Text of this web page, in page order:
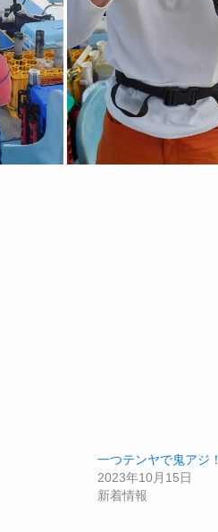
一つテンヤで鬼アジ！
2023年10月15日
新着情報